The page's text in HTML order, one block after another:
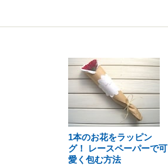
1本のお花をラッピン
グ！ レースペーパーで可
愛く包む方法